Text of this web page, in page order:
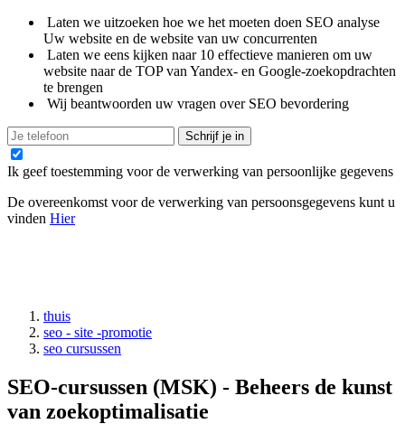
Laten we uitzoeken hoe we het moeten doen SEO analyse
Uw website en de website van uw concurrenten
Laten we eens kijken naar 10 effectieve manieren om uw
website naar de TOP van Yandex- en Google-zoekopdrachten
te brengen
Wij beantwoorden uw vragen over SEO bevordering
Schrijf je in
Ik geef toestemming voor de verwerking van persoonlijke gegevens
De overeenkomst voor de verwerking van persoonsgegevens kunt u
vinden Hier
thuis
seo - site -promotie
seo cursussen
SEO-cursussen (MSK) - Beheers de kunst
van zoekoptimalisatie